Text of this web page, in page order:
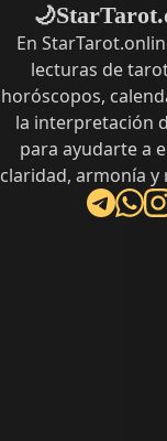
🌙
En
lecturas de
horóscopos,
la interpretación
para ayudarte a
claridad, armonía y